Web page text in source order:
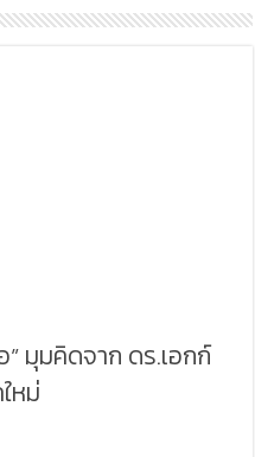
” มุมคิดจาก ดร.เอกก์
หม่